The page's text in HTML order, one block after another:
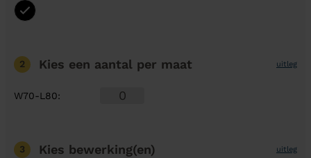
2 Kies een aantal per maat uitleg
W70-L80:
3 Kies bewerking(en) uitleg